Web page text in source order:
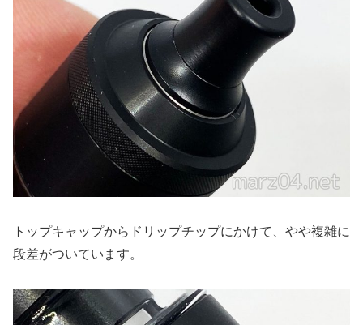
トップキャップからドリップチップにかけて、やや複雑に
段差がついています。